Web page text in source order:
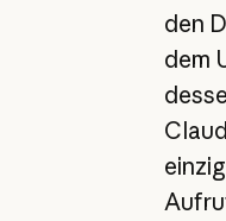
den
dem